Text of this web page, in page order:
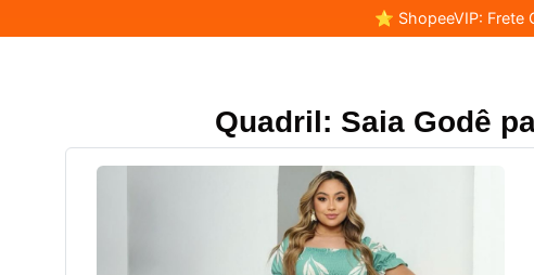
⭐ ShopeeVIP: Frete
Quadril: Saia Godê